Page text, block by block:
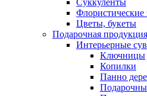
Суккуленты
Флористические
Цветы, букеты
Подарочная продукция
Интерьерные
Ключницы
Копилки
Панно